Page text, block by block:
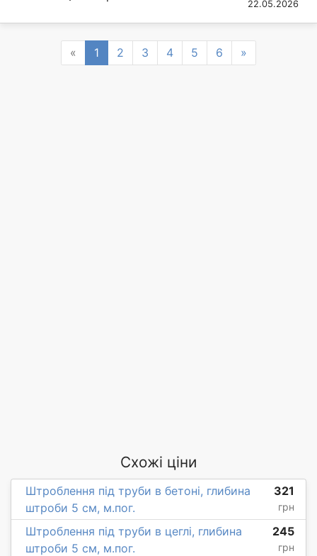
22.05.2026
« Previous
1 2 3 4 5 6 »
Схожі ціни
Штроблення під труби в бетоні, глибина
штроби 5 см, м.пог.
321
грн
Штроблення під труби в цеглі, глибина
штроби 5 см, м.пог.
245
грн